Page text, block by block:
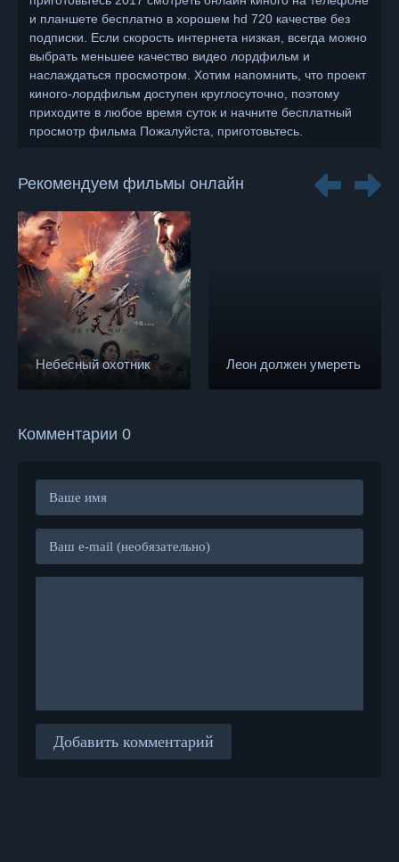
и планшете бесплатно в хорошем hd 720 качестве без
подписки. Если скорость интернета низкая, всегда можно
выбрать меньшее качество видео лордфильм и
наслаждаться просмотром. Хотим напомнить, что проект
киного-лордфильм доступен круглосуточно, поэтому
приходите в любое время суток и начните бесплатный
просмотр фильма Пожалуйста, приготовьтесь.
Рекомендуем фильмы онлайн
Небесный охотник Леон должен умереть
Комментарии 0
Добавить комментарий